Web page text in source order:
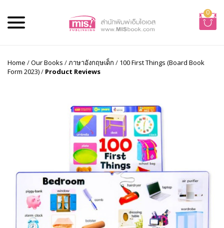
0
Home /Our Books /ภาษาอังกฤษเด็ก / 100 First Things (Board Book
Form 2023)/ Product Reviews